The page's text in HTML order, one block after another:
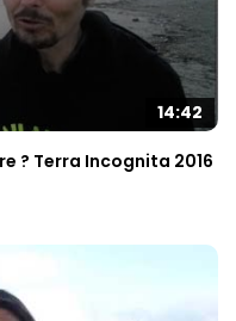
14:42
? Terra Incognita 2016